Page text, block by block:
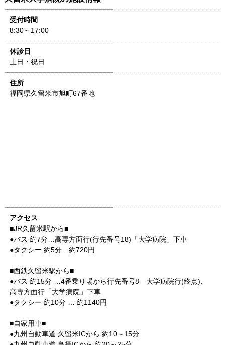
受付時間
8:30～17:00
休診日
土日・祝日
住所
福岡県久留米市旭町67番地
アクセス
■JR久留米駅から■
●バス 約7分…高専方面行(行先番号18)「大学病院」下車
●タクシー 約5分…約720円
■西鉄久留米駅から■
●バス 約15分 …4番乗り場から行先番号8 大学病院行(終点)、
高専方面行「大学病院」下車
●タクシー 約10分 … 約1140円
■自家用車■
●九州自動車道 久留米ICから 約10～15分